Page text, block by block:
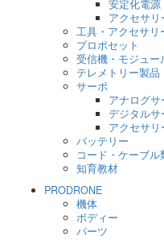
安定化電源
アクセサリ
工具・アクセサリ
プロポセット
受信機・モジュー
テレメトリー製品
サーボ
アナログサ
デジタルサ
アクセサリ
バッテリー
コード・ケーブル
知育教材
PRODRONE
機体
ボディー
パーツ